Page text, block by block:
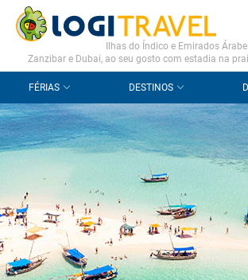
CONTACTO PERGUNTAS FREQUENTES
Ilhas do Índico e Emirados
Zanzibar e Dubai, ao seu gosto com estadia na
FÉRIAS DESTINOS